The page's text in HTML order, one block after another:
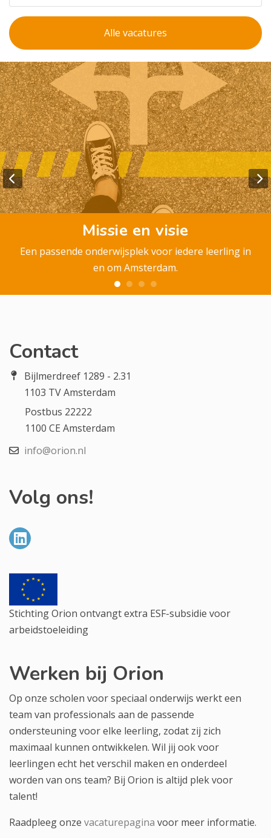
Alle vacatures
Missie en visie
Een passende onderwijsplek voor iedere leerling in
en om Amsterdam.
Contact
Bijlmerdreef 1289 - 2.31
1103 TV Amsterdam
Postbus 22222
1100 CE Amsterdam
info@orion.nl
Volg ons!
Stichting Orion ontvangt extra ESF-subsidie voor
arbeidstoeleiding
Werken bij Orion
Op onze scholen voor speciaal onderwijs werkt een
team van professionals aan de passende
ondersteuning voor elke leerling, zodat zij zich
maximaal kunnen ontwikkelen. Wil jij ook voor
leerlingen echt het verschil maken en onderdeel
worden van ons team? Bij Orion is altijd plek voor
talent!
Raadpleeg onze vacaturepagina voor meer informatie.